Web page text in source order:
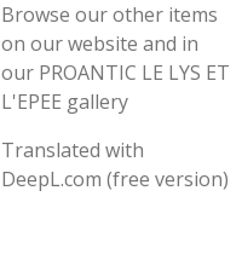
Browse our other items
on our website and in
our PROANTIC LE LYS ET
L'EPEE gallery
Translated with
DeepL.com (free version)